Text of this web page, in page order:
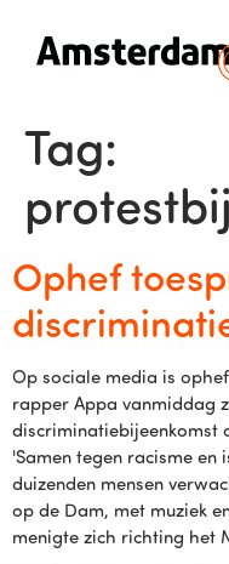
Tag:
Ophef
Op sociale media is
rapper Appa vanmiddag
discriminatiebijeenkomst
'Samen tegen racisme
duizenden mensen
op de Dam, met muziek
menigte zich richting het